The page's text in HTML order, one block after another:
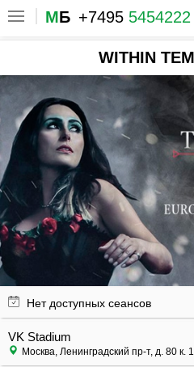
МБ +7495 5454222
WITHIN
Нет доступных сеансов
VK Stadium
Москва, Ленинградский пр-т, д. 80 к.